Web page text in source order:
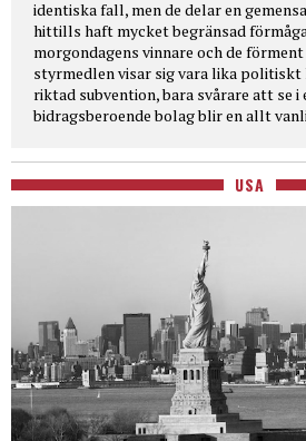
identiska fall, men de delar en
hittills haft mycket begränsad
morgondagens vinnare och de
styrmedlen visar sig vara lika
riktad subvention, bara svårare att se
bidragsberoende bolag blir en allt
USA